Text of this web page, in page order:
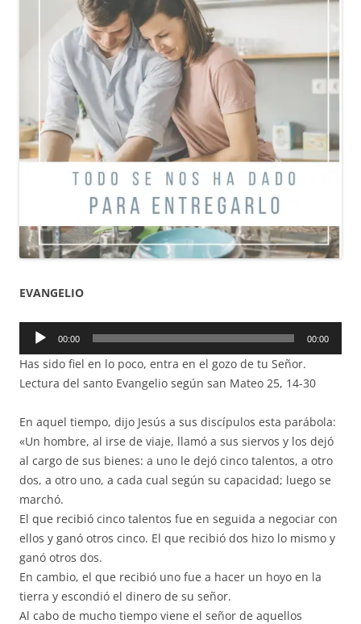
EVANGELIO
Reproductor
audio
00:00 00:00
Has sido fiel en lo poco, entra en el gozo de tu Señor.
Lectura del santo Evangelio según san Mateo 25, 14-30
En aquel tiempo, dijo Jesús a sus discípulos esta parábola:
«Un hombre, al irse de viaje, llamó a sus siervos y los dejó
al cargo de sus bienes: a uno le dejó cinco talentos, a otro
dos, a otro uno, a cada cual según su capacidad; luego se
marchó.
El que recibió cinco talentos fue en seguida a negociar con
ellos y ganó otros cinco. El que recibió dos hizo lo mismo y
ganó otros dos.
En cambio, el que recibió uno fue a hacer un hoyo en la
tierra y escondió el dinero de su señor.
Al cabo de mucho tiempo viene el señor de aquellos